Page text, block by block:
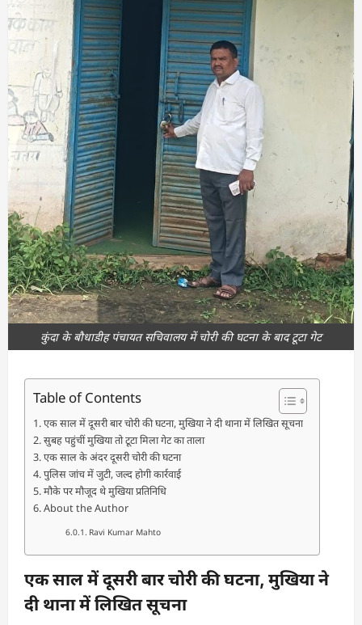
कुंदा के बौधाडीह पंचायत सचिवालय में चोरी की घटना के बाद टूटा गेट
Table of Contents
एक साल में दूसरी बार चोरी की घटना, मुखिया ने दी थाना में लिखित सूचना
सुबह पहुंचीं मुखिया तो टूटा मिला गेट का ताला
एक साल के अंदर दूसरी चोरी की घटना
पुलिस जांच में जुटी, जल्द होगी कार्रवाई
मौके पर मौजूद थे मुखिया प्रतिनिधि
About the Author
Ravi Kumar Mahto
एक साल में दूसरी बार चोरी की घटना, मुखिया ने
दी थाना में लिखित सूचना